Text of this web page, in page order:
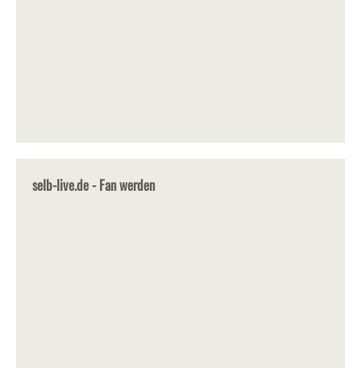
selb-live.de - Fan werden